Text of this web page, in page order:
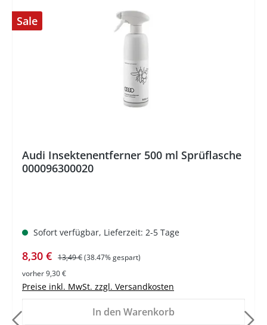
Sale
Audi Insektenentferner 500 ml Sprüflasche
000096300020
Sofort verfügbar, Lieferzeit: 2-5 Tage
Verkaufspreis:
8,30 € Regulärer Preis:
13,49 €(38.47% gespart)
vorher 9,30 €
Preise inkl. MwSt. zzgl. Versandkosten
In den Warenkorb